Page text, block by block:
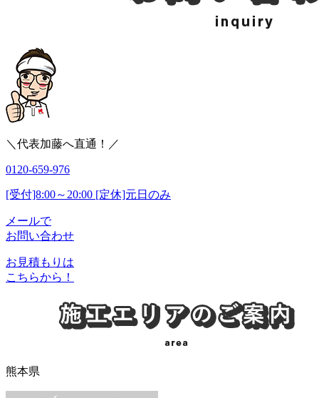
＼代表加藤へ直通！／
0120-659-976
[受付]8:00～20:00 [定休]元日のみ
メールで
お問い合わせ
お見積もりは
こちらから！
熊本県